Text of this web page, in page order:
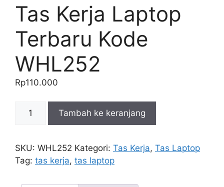
Tas Kerja Laptop
Terbaru Kode
WHL252
Rp110.000
Kuantitas
Laptop
Terbaru
WHL252
Tambah ke keranjang
SKU: WHL252 Kategori: Tas Kerja, Tas Laptop
Tag: tas kerja, tas laptop